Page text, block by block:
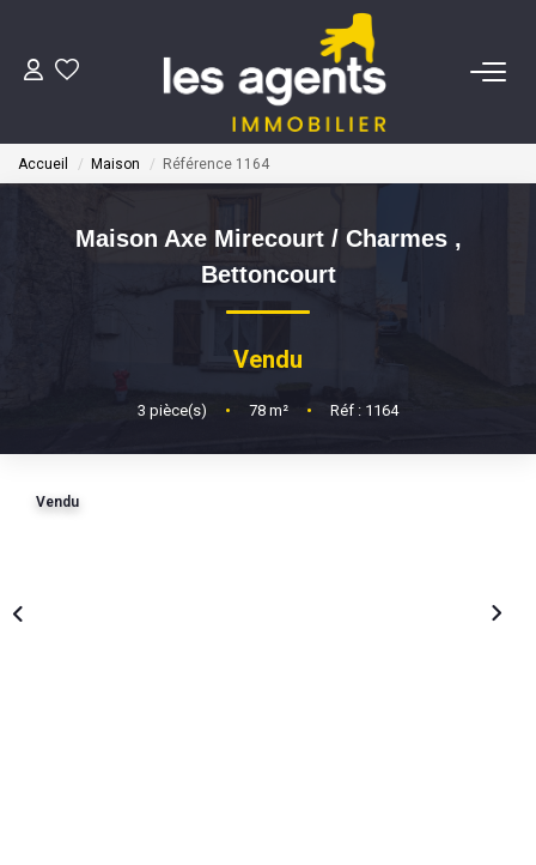
ACHETER
NOS AGENTS
BIENS VENDUS
ESTIMATION
Accueil Maison Référence 1164
Maison Axe Mirecourt / Charmes ,
Bettoncourt
Vendu
3 pièce(s) • 78 m² • Réf : 1164
Vendu